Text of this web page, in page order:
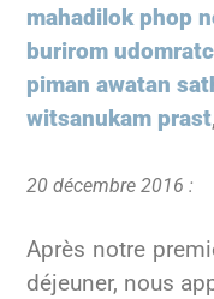
mahadilok phop
burirom
piman awatan
witsanukam prast
20 décembre 2016 :
Après notre
déjeuner, nous